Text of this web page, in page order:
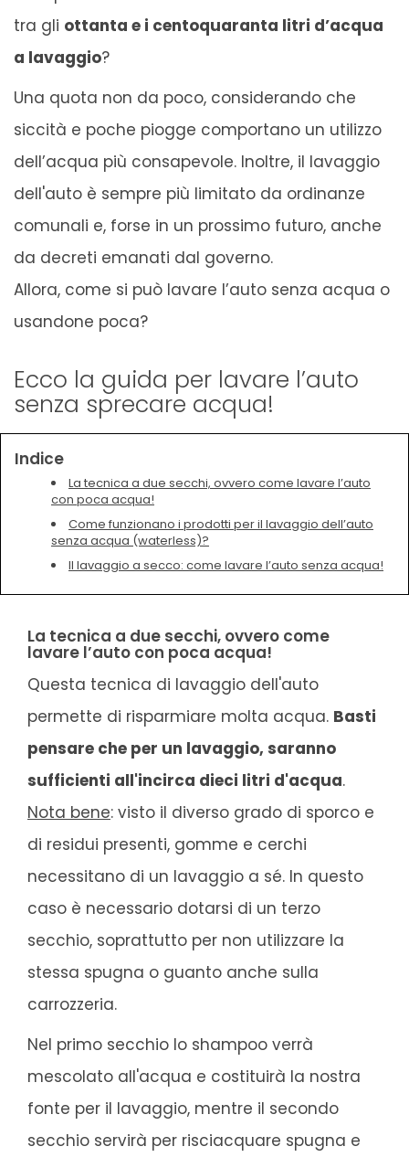
tra gli ottanta e i centoquaranta litri d’acqua
a lavaggio?
Una quota non da poco, considerando che
siccità e poche piogge comportano un utilizzo
dell’acqua più consapevole. Inoltre, il lavaggio
dell'auto è sempre più limitato da ordinanze
comunali e, forse in un prossimo futuro, anche
da decreti emanati dal governo.
Allora, come si può lavare l’auto senza acqua o
usandone poca?
Ecco la guida per lavare l’auto
senza sprecare acqua!
Indice
La tecnica a due secchi, ovvero come lavare l’auto
con poca acqua!
Come funzionano i prodotti per il lavaggio dell’auto
senza acqua (waterless)?
Il lavaggio a secco: come lavare l’auto senza acqua!
La tecnica a due secchi, ovvero come
lavare l’auto con poca acqua!
Questa tecnica di lavaggio dell'auto
permette di risparmiare molta acqua. Basti
pensare che per un lavaggio, saranno
sufficienti all'incirca dieci litri d'acqua.
Nota bene: visto il diverso grado di sporco e
di residui presenti, gomme e cerchi
necessitano di un lavaggio a sé. In questo
caso è necessario dotarsi di un terzo
secchio, soprattutto per non utilizzare la
stessa spugna o guanto anche sulla
carrozzeria.
Nel primo secchio lo shampoo verrà
mescolato all'acqua e costituirà la nostra
fonte per il lavaggio, mentre il secondo
secchio servirà per risciacquare spugna e